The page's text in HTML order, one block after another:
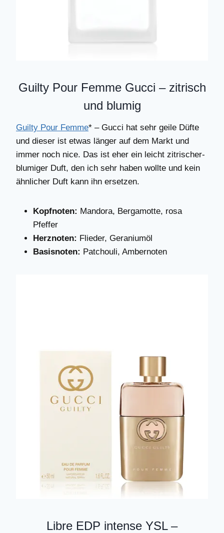
Guilty Pour Femme Gucci – zitrisch
und blumig
Guilty Pour Femme* – Gucci hat sehr geile Düfte
und dieser ist etwas länger auf dem Markt und
immer noch nice. Das ist eher ein leicht zitrischer-
blumiger Duft, den ich sehr haben wollte und kein
ähnlicher Duft kann ihn ersetzen.
Kopfnoten: Mandora, Bergamotte, rosa
Pfeffer
Herznoten: Flieder, Geraniumöl
Basisnoten: Patchouli, Ambernoten
Libre EDP intense YSL –